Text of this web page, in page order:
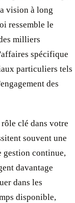
vision à long
ressemble le
milliers
spécifique
particuliers tels
des
clé dans votre
souvent une
gestion continue,
davantage
dans les
disponible,